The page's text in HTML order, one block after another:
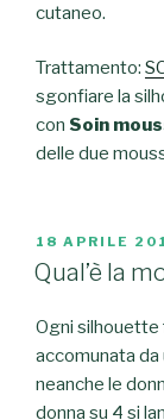
cutaneo.
Trattamento:
sgonfiare la
con Soin
delle due
PUBBLICATO
IL
18 APRILE
Qual’è la
Ogni silhouette
accomunata
neanche le
donna su 4 si